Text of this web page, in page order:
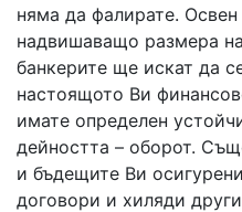
няма да фалирате. Освен
надвишаващо размера
банкерите ще искат да
настоящото Ви
имате определен
дейността – оборот.
и бъдещите Ви
договори и хиляди